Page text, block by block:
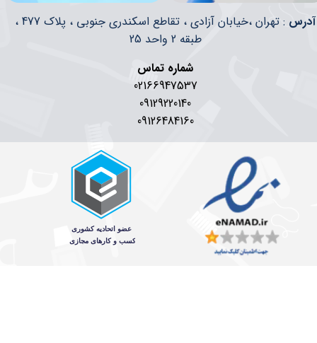
​​آدرس
: تهران ،خیابان آزادی ، تقاطع اسکندری جنوبی ، پلاک 477 ،
طبقه 2 واحد 25
شماره تماس
02166947537
09129220140
09126484160